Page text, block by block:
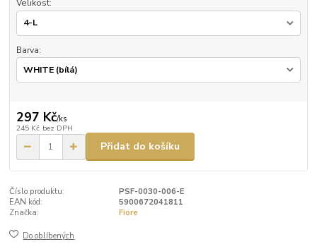
Velikost:
Barva:
297 Kč/ks
245 Kč bez DPH
Přidat do košíku
Číslo produktu:
PSF-0030-006-E
EAN kód:
5900672041811
Značka:
Fiore
Do oblíbených